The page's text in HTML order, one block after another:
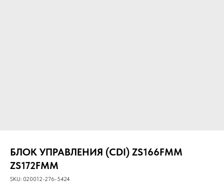
БЛОК УПРАВЛЕНИЯ (CDI) ZS166FMM
ZS172FMM
SKU: 020012-276-5424